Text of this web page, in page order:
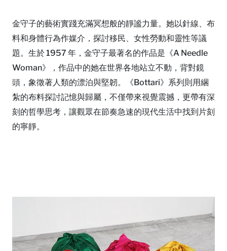
金守子的藝術實踐充滿冥想般的靜謐力量。她以針線、布
料和身體行為作媒介，探討移民、女性勞動和靈性等議
題。生於 1957 年，金守子最著名的作品是《A Needle
Woman》，作品中的她在世界各地站立不動，背對鏡
頭，象徵著人類的漂泊與堅韌。《Bottari》系列則用綑
紮的布料探討記憶與歸屬，不僅帶來視覺震撼，更帶有深
刻的哲學思考，讓觀眾在節奏急速的現代生活中找到片刻
的寧靜。